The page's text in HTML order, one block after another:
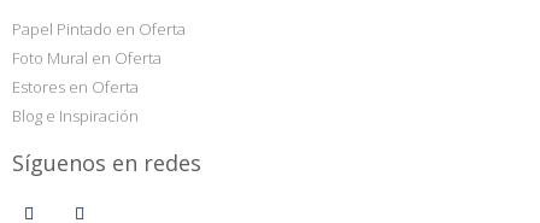
Papel Pintado en Oferta
Foto Mural en Oferta
Estores en Oferta
Blog e Inspiración
Síguenos en redes